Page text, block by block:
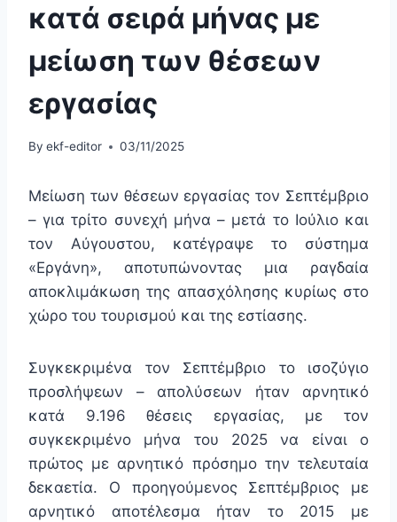
κατά σειρά μήνας με
μείωση των θέσεων
εργασίας
By ekf-editor 03/11/2025
Μείωση των θέσεων εργασίας τον Σεπτέμβριο
– για τρίτο συνεχή μήνα – μετά το Ιούλιο και
τον Αύγουστου, κατέγραψε το σύστημα
«Εργάνη», αποτυπώνοντας μια ραγδαία
αποκλιμάκωση της απασχόλησης κυρίως στο
χώρο του τουρισμού και της εστίασης.
Συγκεκριμένα τον Σεπτέμβριο το ισοζύγιο
προσλήψεων – απολύσεων ήταν αρνητικό
κατά 9.196 θέσεις εργασίας, με τον
συγκεκριμένο μήνα του 2025 να είναι ο
πρώτος με αρνητικό πρόσημο την τελευταία
δεκαετία. Ο προηγούμενος Σεπτέμβριος με
αρνητικό αποτέλεσμα ήταν το 2015 με